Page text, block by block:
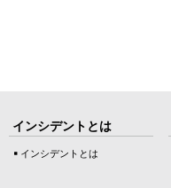
インシデントとは
インシデントとは